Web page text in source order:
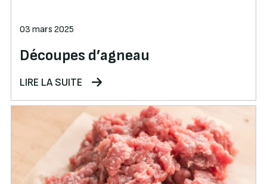
03 mars 2025
Découpes d’agneau
LIRE LA SUITE